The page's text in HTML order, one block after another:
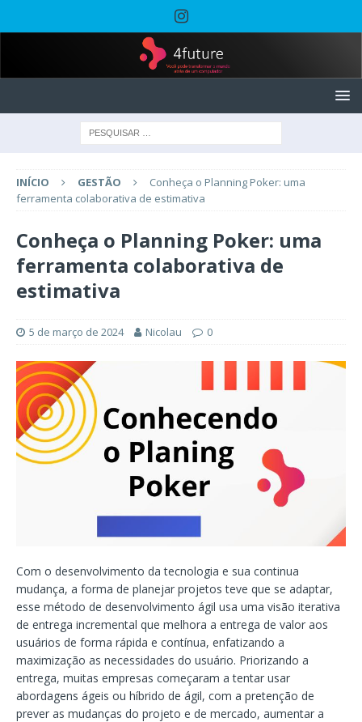
INÍCIO GESTÃO
Conheça o Planning Poker: uma
ferramenta colaborativa de estimativa
Conheça o Planning Poker: uma
ferramenta colaborativa de
estimativa
5 de março de 2024 Nicolau 0
Com o desenvolvimento da tecnologia e sua continua
mudança, a forma de planejar projetos teve que se adaptar,
esse método de desenvolvimento ágil usa uma visão iterativa
de entrega incremental que melhora a entrega de valor aos
usuários de forma rápida e contínua, enfatizando a
maximização as necessidades do usuário. Priorizando a
entrega, muitas empresas começaram a tentar usar
abordagens ágeis ou híbrido de ágil, com a pretenção de
prever as mudanças do projeto e de mercado, aumentar a